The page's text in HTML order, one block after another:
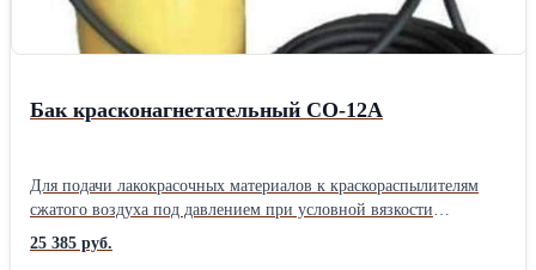
установки – всего 7кг. Дистанционное управление для
оператора. Соотношение А:Б=1:1. Высокая мобильность,
отличное качество пенополиуретана, адекватная цена, гарантия
Бак красконагнетательный СО-12А
Для подачи лакокрасочных материалов к краскораспылителям
сжатого воздуха под давлением при условной вязкости
лакокрасочного материала не более 60 с по ВЗ-246. Бак
краскрнагнетательный СО-12А состоит из емкости с крышкой,
25 385 руб.